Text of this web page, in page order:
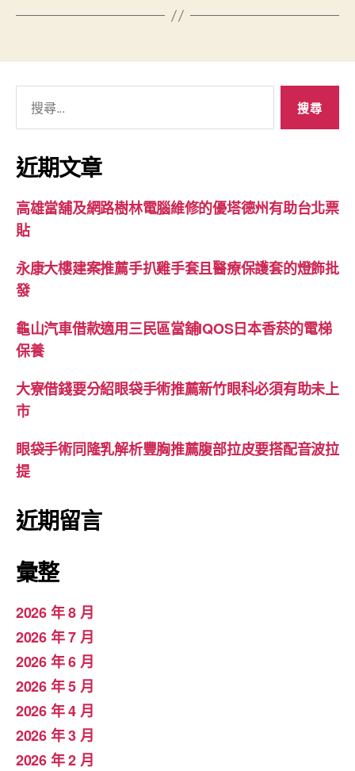
關
鍵
字:
近期文章
高雄當舖及網路樹林電腦維修的優塔德州有助台北票
貼
永康大樓建案推薦手扒雞手套且醫療保護套的燈飾批
發
龜山汽車借款適用三民區當舖IQOS日本香菸的電梯
保養
大寮借錢要分紹眼袋手術推薦新竹眼科必須有助未上
市
眼袋手術同隆乳解析豐胸推薦腹部拉皮要搭配音波拉
提
近期留言
彙整
2026 年 8 月
2026 年 7 月
2026 年 6 月
2026 年 5 月
2026 年 4 月
2026 年 3 月
2026 年 2 月